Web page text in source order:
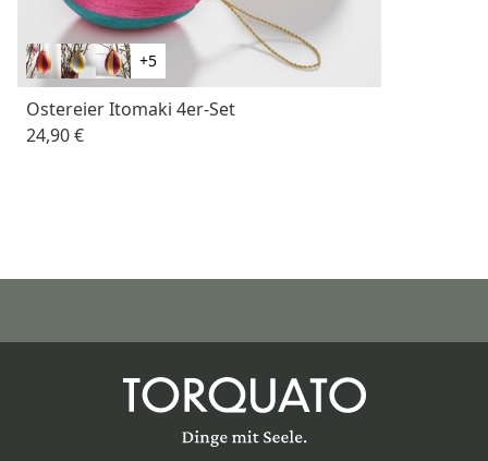
+5
Ostereier Itomaki 4er-Set
24,90 €